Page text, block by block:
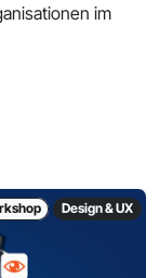
im
Design & UX